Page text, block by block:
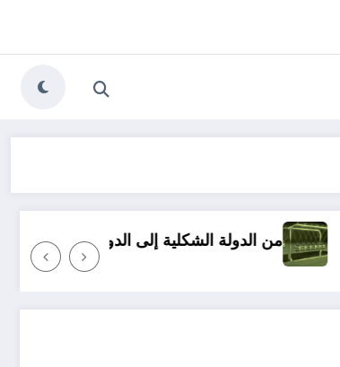
إلى الدولة الوظيفية…رؤية في مقومات الدولة
05 نصائح قبل بداية الموسم الجامعي الجديد لطلبة الطب